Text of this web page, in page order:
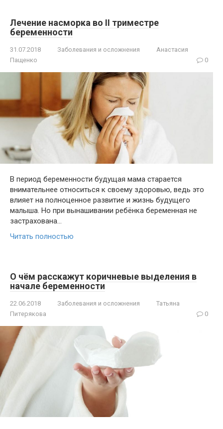
Лечение насморка во II триместре
беременности
31.07.2018 Заболевания и осложнения
Анастасия
Пащенко
0
В период беременности будущая мама старается
внимательнее относиться к своему здоровью, ведь это
влияет на полноценное развитие и жизнь будущего
малыша. Но при вынашивании ребёнка беременная не
застрахована…
Читать полностью
О чём расскажут коричневые выделения в
начале беременности
22.06.2018 Заболевания и осложнения
Татьяна
Питерякова
0